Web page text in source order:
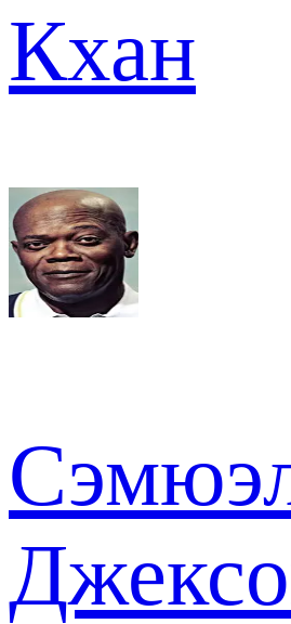
Кхан